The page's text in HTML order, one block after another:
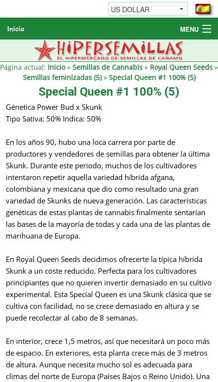
Inicio MENU
Semillas de cannabis
Otros productos
Revendedores
Página actual: Inicio» Semillas de Cannabis » Royal Queen Seeds »
Semillas feminizadas (5)» Special Queen #1 100% (5)
Special Queen #1 100% (5)
Génetica Power Bud x Skunk
Tipo Sativa: 50% Indica: 50%
En los años 90, hubo una loca carrera por parte de
productores y vendedores de semillas para obtener la última
Skunk. Durante este periodo, muchos de los cultivadores
intentaron repetir aquella variedad híbrida afgana,
colombiana y mexicana que dio como resultado una gran
variedad de Skunks de nueva generación. Las características
genéticas de estas plantas de cannabis finalmente sentarían
las bases de la mayoría de todas y cada una de las plantas de
marihuana de Europa.
En Royal Queen Seeds decidimos ofrecerte la típica híbrida
Skunk a un coste reducido. Perfecta para los cultivadores
principiantes que no quieren invertir demasiado en su cultivo
experimental. Esta Special Queen es una Skunk clásica que se
cultiva con facilidad, no se crece demasiado en altura y se
puede recolectar al cabo de 8 semanas.
En interior, crece 1,5 metros, así que necesitará un poco más
de espacio. En exteriores, esta planta crece más de 3 metros
de altura. Aunque necesita mucho sol es adecuada para
climas del norte de Europa (Países Bajos o Reino Unido). Una